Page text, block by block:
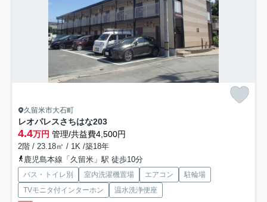
久留米市大石町
レオパレスさちはな203
4.4万円 管理/共益費4,500円
2階 / 23.18㎡ / 1K /築18年
鹿児島本線「久留米」駅 徒歩10分
バス・トイレ別 室内洗濯機置場 エアコン
駐輪場
TVモニタ付インターホン
温水洗浄便座